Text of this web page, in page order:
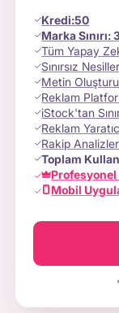
Kredi:50
Marka Sınırı:
Tüm Yapay
Sınırsız Nesiller
Metin
Reklam
iStock'tan
Reklam
Rakip
Toplam
Mobil